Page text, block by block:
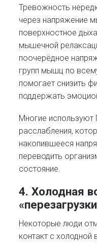
Тревожность
через напряжение
поверхностное
мышечной
поочерёдное
групп мышц по
помогает снизить
поддержать
Многие используют
расслабления,
накопившееся
переводить
состояние.
4. Холодная
Некоторые люди
контакт с холодной